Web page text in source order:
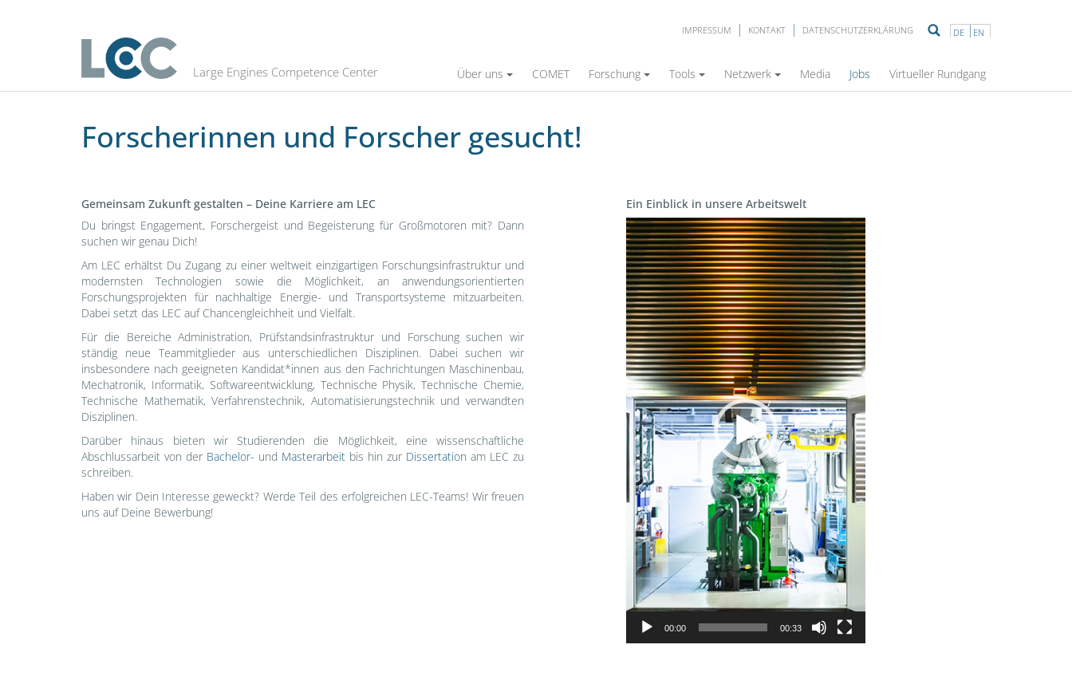
DE EN
IMPRESSUM KONTAKT DATENSCHUTZERKLÄRUNG
Large Engines Competence Center Über uns COMET Forschung Tools Netzwerk Media Jobs Virtueller Rundgang
Jobs
Forscherinnen und Forscher gesucht!
Gemeinsam Zukunft gestalten – Deine Karriere am LEC
Du bringst Engagement, Forschergeist und Begeisterung für Großmotoren mit? Dann
suchen wir genau Dich!
Am LEC erhältst Du Zugang zu einer weltweit einzigartigen Forschungsinfrastruktur und
modernsten Technologien sowie die Möglichkeit, an anwendungsorientierten
Forschungsprojekten für nachhaltige Energie- und Transportsysteme mitzuarbeiten.
Dabei setzt das LEC auf Chancengleichheit und Vielfalt.
Für die Bereiche Administration, Prüfstandsinfrastruktur und Forschung suchen wir
ständig neue Teammitglieder aus unterschiedlichen Disziplinen. Dabei suchen wir
insbesondere nach geeigneten Kandidat*innen aus den Fachrichtungen Maschinenbau,
Mechatronik, Informatik, Softwareentwicklung, Technische Physik, Technische Chemie,
Technische Mathematik, Verfahrenstechnik, Automatisierungstechnik und verwandten
Disziplinen.
Darüber hinaus bieten wir Studierenden die Möglichkeit, eine wissenschaftliche
Abschlussarbeit von der Bachelor- und Masterarbeit bis hin zur Dissertation am LEC zu
schreiben.
Haben wir Dein Interesse geweckt? Werde Teil des erfolgreichen LEC-Teams! Wir freuen
uns auf Deine Bewerbung!
Ein Einblick in unsere Arbeitswelt
Video-
Player
00:00 00:33